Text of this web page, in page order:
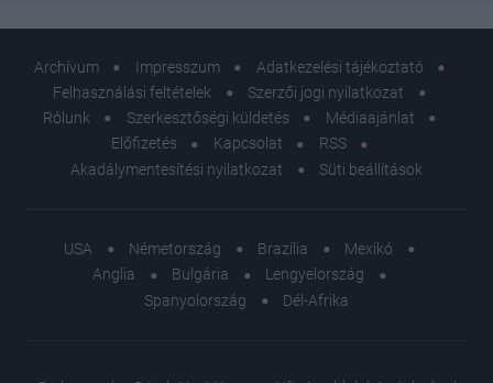
Archívum Impresszum
Adatkezelési tájékoztató
Felhasználási feltételek
Szerzői jogi nyilatkozat
Rólunk
Szerkesztőségi küldetés
Médiaajánlat
Előfizetés
Kapcsolat
RSS
Akadálymentesítési nyilatkozat
Süti beállítások
USA Németország Brazília
Mexikó
Anglia
Bulgária
Lengyelország
Spanyolország
Dél-Afrika